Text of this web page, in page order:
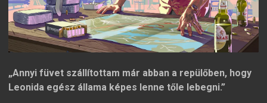
„Annyi füvet szállítottam már abban a repülőben, hogy
Leonida egész állama képes lenne tőle lebegni.”